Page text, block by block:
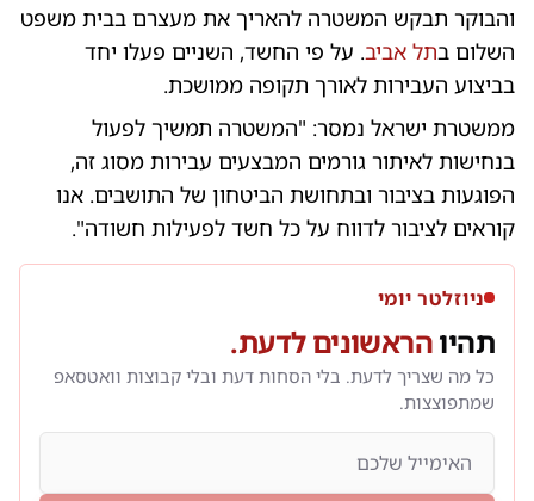
והבוקר תבקש המשטרה להאריך את מעצרם בבית משפט
השלום בתל אביב. על פי החשד, השניים פעלו יחד
בביצוע העבירות לאורך תקופה ממושכת.
ממשטרת ישראל נמסר: "המשטרה תמשיך לפעול
בנחישות לאיתור גורמים המבצעים עבירות מסוג זה,
הפוגעות בציבור ובתחושת הביטחון של התושבים. אנו
קוראים לציבור לדווח על כל חשד לפעילות חשודה".
ניוזלטר יומי
תהיוהראשונים לדעת.
כל מה שצריך לדעת. בלי הסחות דעת ובלי קבוצות וואטסאפ
שמתפוצצות.